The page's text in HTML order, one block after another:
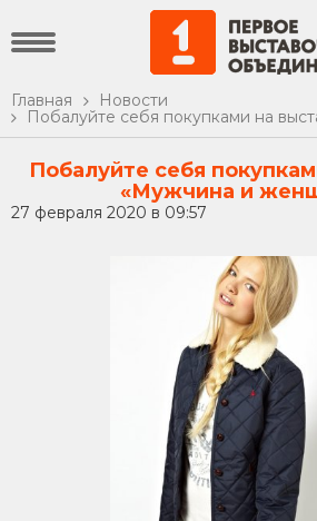
Главная
Новости
Побалуйте себя покупками на
Побалуйте себя
«Мужчина и
27 февраля 2020 в 09:57